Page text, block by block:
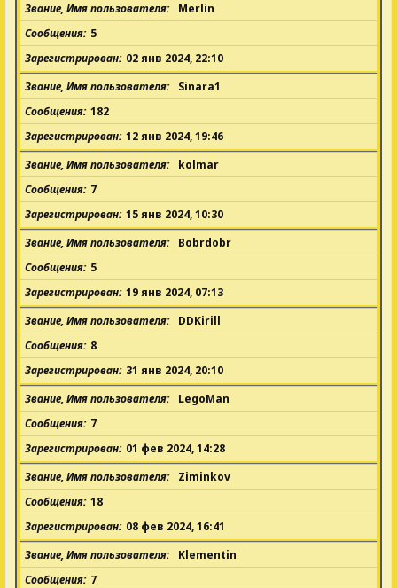
Звание, Имя пользователя
Merlin
Сообщения 5
Зарегистрирован 02 янв 2024, 22:10
Звание, Имя пользователя
Sinara1
Сообщения 182
Зарегистрирован 12 янв 2024, 19:46
Звание, Имя пользователя
kolmar
Сообщения 7
Зарегистрирован 15 янв 2024, 10:30
Звание, Имя пользователя
Bobrdobr
Сообщения 5
Зарегистрирован 19 янв 2024, 07:13
Звание, Имя пользователя
DDKirill
Сообщения 8
Зарегистрирован 31 янв 2024, 20:10
Звание, Имя пользователя
LegoMan
Сообщения 7
Зарегистрирован 01 фев 2024, 14:28
Звание, Имя пользователя
Ziminkov
Сообщения 18
Зарегистрирован 08 фев 2024, 16:41
Звание, Имя пользователя
Klementin
Сообщения 7